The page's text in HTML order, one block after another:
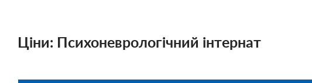
Ціни: Психоневрологічний інтернат